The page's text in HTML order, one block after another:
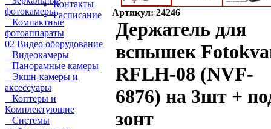
Контакты
Расписание
фотокамеры
Компактные
фотоаппараты
02 Видео оборудование
Видеокамеры
Панорамные камеры
Экшн-камеры и
аксессуары
Коптеры и
Комплектующие
Системы
Артикул: 24246
Держатель для
вспышек
RFLH-08 (NVF-
6876) на 3шт +
зонт